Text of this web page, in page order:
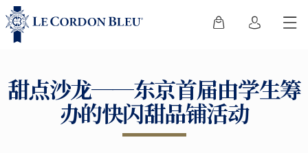
甜点沙龙──东京首届由学生筹
办的快闪甜品铺活动